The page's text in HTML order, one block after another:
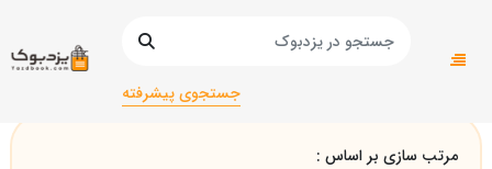
جستجوی پیشرفته
صفحه اصلی
مرتب سازی بر اساس :